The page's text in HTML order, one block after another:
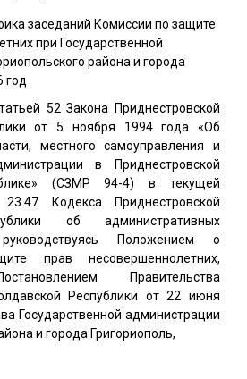
заседаний Комиссии по защите
при Государственной
района и города
год
52 Закона Приднестровской
от 5 ноября 1994 года «Об
местного самоуправления и
в Приднестровской
(СЗМР 94-4) в текущей
Кодекса Приднестровской
об административных
Положением о
прав несовершеннолетних,
Правительства
Республики от 22 июня
Государственной администрации
и города Григориополь,